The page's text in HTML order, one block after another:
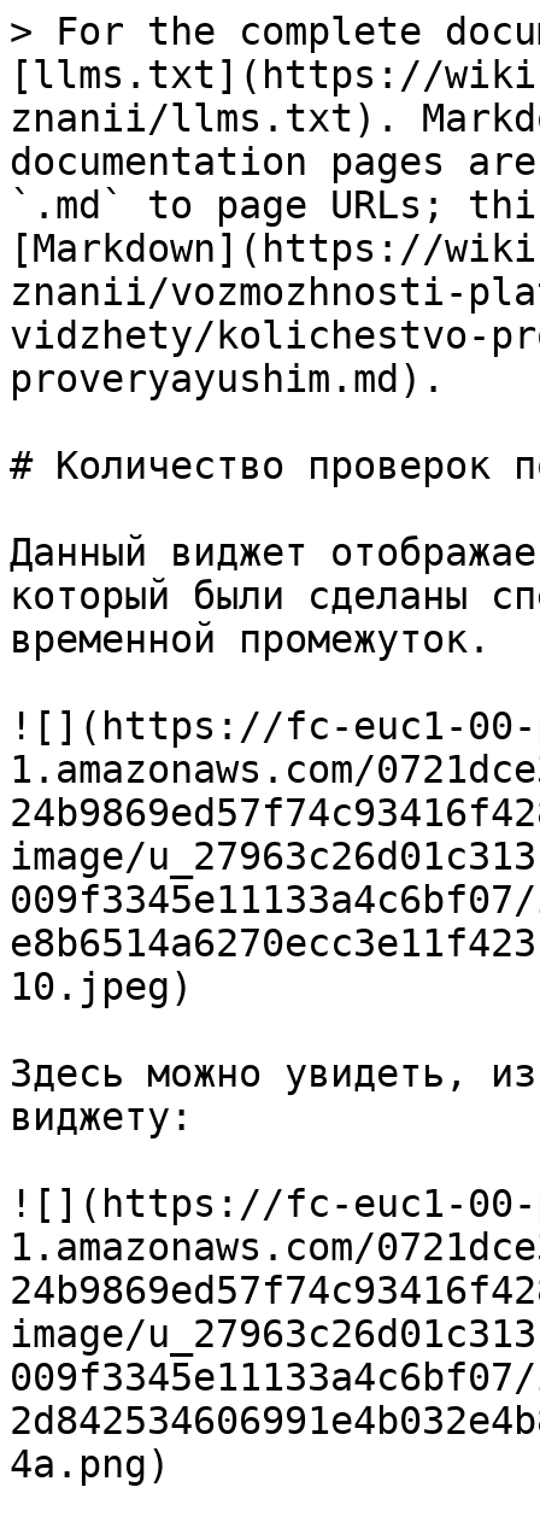
> For the complete
[llms.txt](https://
znanii/llms.txt).
documentation pages
`.md` to page URLs;
[Markdown](https://
znanii/vozmozhnosti-
vidzhety/kolichestvo-
proveryayushim.md).
# Количество проверок
Данный виджет
который были сделаны
временной промежуток.
![](https://fc-euc1-00-
1.amazonaws.com/
image/
10.jpeg)
Здесь можно увидеть,
виджету:
![](https://fc-euc1-00-
1.amazonaws.com/
image/
009f3345e11133a4c6bf07/
4a.png)